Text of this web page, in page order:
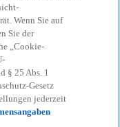
zu behalten
neuen
Wenn Sie auf
Sie der
„Cookie-
§ 25 Abs. 1
Gesetz
jederzeit